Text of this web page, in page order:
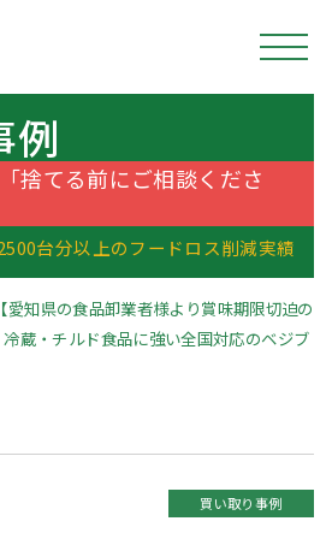
例
捨てる前にご相談くださ
台分以上のフードロス削減実績
【愛知県の食品卸業者様より賞味期限切迫の
蔵・チルド食品に強い全国対応のベジブ
買い取り事例